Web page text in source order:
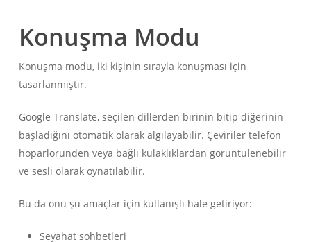
Konuşma Modu
Konuşma modu, iki kişinin sırayla konuşması için
tasarlanmıştır.
Google Translate, seçilen dillerden birinin bitip diğerinin
başladığını otomatik olarak algılayabilir. Çeviriler telefon
hoparlöründen veya bağlı kulaklıklardan görüntülenebilir
ve sesli olarak oynatılabilir.
Bu da onu şu amaçlar için kullanışlı hale getiriyor:
Seyahat sohbetleri